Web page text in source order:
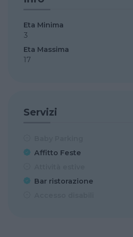
Eta Minima
3
Eta Massima
17
Servizi
Affitto Feste
Bar ristorazione